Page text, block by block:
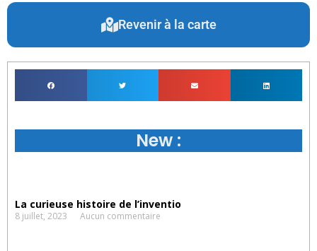
Revenir à la carte
New :
La curieuse histoire de l’inventio
8 juillet, 2023 Aucun commentaire